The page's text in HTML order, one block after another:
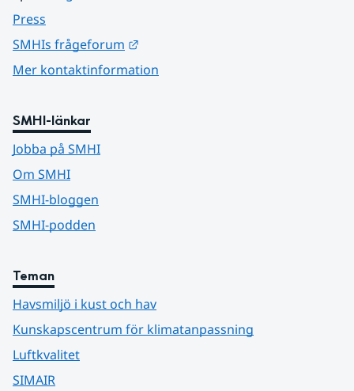
Press
SMHIs frågeforum
Mer kontaktinformation
SMHI-länkar
Jobba på SMHI
Om SMHI
SMHI-bloggen
SMHI-podden
Teman
Havsmiljö i kust och hav
Kunskapscentrum för klimatanpassning
Luftkvalitet
SIMAIR